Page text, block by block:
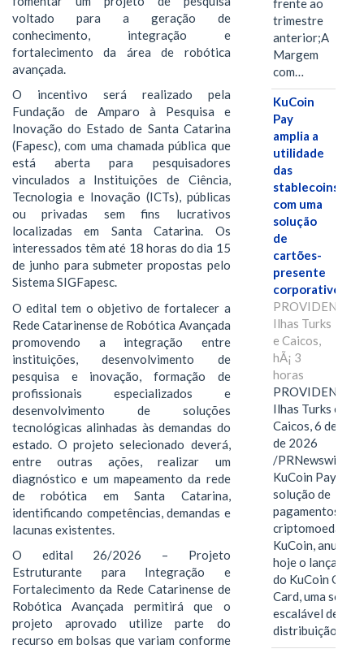
voltado para a geração de
conhecimento, integração e
fortalecimento da área de robótica
avançada.
O incentivo será realizado pela
Fundação de Amparo à Pesquisa e
Inovação do Estado de Santa Catarina
(Fapesc), com uma chamada pública que
está aberta para pesquisadores
vinculados a Instituições de Ciência,
Tecnologia e Inovação (ICTs), públicas
ou privadas sem fins lucrativos
localizadas em Santa Catarina. Os
interessados têm até 18 horas do dia 15
de junho para submeter propostas pelo
Sistema SIGFapesc.
O edital tem o objetivo de fortalecer a
Rede Catarinense de Robótica Avançada
promovendo a integração entre
instituições, desenvolvimento de
pesquisa e inovação, formação de
profissionais especializados e
desenvolvimento de soluções
tecnológicas alinhadas às demandas do
estado. O projeto selecionado deverá,
entre outras ações, realizar um
diagnóstico e um mapeamento da rede
de robótica em Santa Catarina,
identificando competências, demandas e
lacunas existentes.
O edital 26/2026 – Projeto
Estruturante para Integração e
Fortalecimento da Rede Catarinense de
Robótica Avançada permitirá que o
projeto aprovado utilize parte do
recurso em bolsas que variam conforme
frente ao
trimestre
anterior;A
Margem
com…
KuCoin
Pay
amplia a
utilidade
das
stablecoins
com uma
solução
de
cartões-
presente
corporativos.
Ilhas Turks
e Caicos,
hÃ¡ 3
horas
Ilhas Turks e
Caicos, 6 de
de 2026
/PRNewswire/
KuCoin Pay,
solução de
pagamentos em
criptomoedas da
KuCoin,
hoje o
do KuCoin Gift
Card, uma
escalável de
distribuição de…